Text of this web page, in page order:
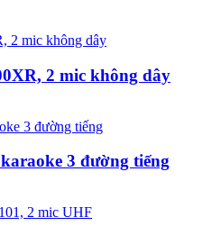
2 mic không dây
3 đường tiếng